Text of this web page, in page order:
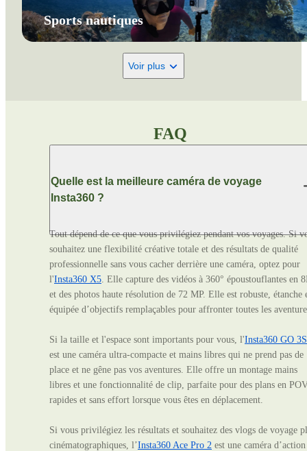
Sports nautiques
Voir plus
FAQ
Quelle est la meilleure caméra de voyage
Insta360 ?
Tout dépend de ce que vous privilégiez pendant vos voyages. Si
souhaitez une flexibilité créative totale et des résultats de qualité
professionnelle sans vous cacher derrière une caméra, optez pour
l'Insta360 X5 . Elle capture des vidéos à 360° époustouflantes en
et des photos haute résolution de 72 MP. Elle est robuste, étanche
équipée d’objectifs remplaçables pour affronter toutes les
Si la taille et l'espace sont importants pour vous, l'Insta360 GO 3S
est une caméra ultra-compacte et mains libres qui ne prend pas de
place et ne gêne pas vos aventures. Elle offre un montage mains
libres et une fonctionnalité de clip, parfaite pour des plans en
rapides et sans effort lorsque vous êtes en déplacement.
Si vous privilégiez les résultats et souhaitez des vlogs de voyage
cinématographiques, l’Insta360 Ace Pro 2 est une caméra d’action